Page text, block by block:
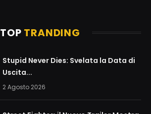
TOP TRANDING
Stupid Never Dies: Svelata la Data di
Uscita...
2 Agosto 2026